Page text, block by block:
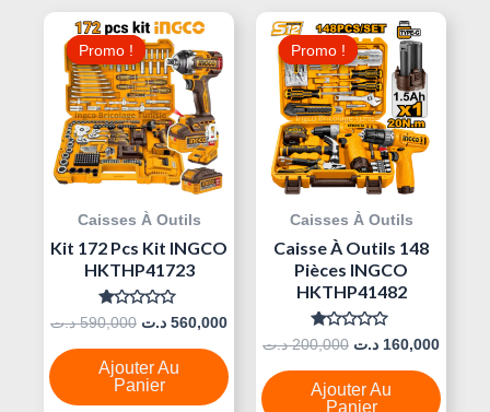
Promo !
Promo !
Caisses À Outils
Kit 172 Pcs Kit INGCO
HKTHP41723
Note
0
Sur
5
590,000 د.ت
Le
Prix
Initial
Était :
560,000 د.ت
Le
560,000 د.ت.
Ajouter Au
Panier
Promo !
Promo !
Caisses À Outils
Caisse À Outils 148
Pièces INGCO
HKTHP41482
Note
0
Sur
5
200,000 د.ت
Le
Prix
Initial
Était :
160,000 د.ت
Le
Ajouter Au
Panier